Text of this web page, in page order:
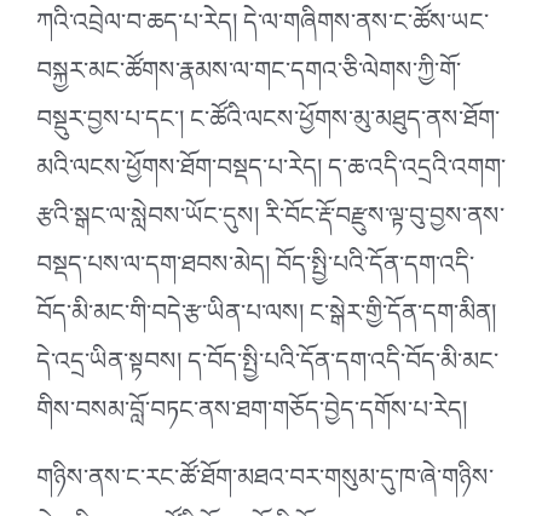
ཀའི་འབྲེལ་བ་ཆད་པ་རེད། དེ་ལ་གཞིགས་ནས་ང་ཚོས་ཡང་
བསྐྱར་མང་ཚོགས་རྣམས་ལ་གང་དགའ་ཅི་ལེགས་ཀྱི་གོ་
བསྡུར་བྱས་པ་དང༌། ང་ཚོའི་ལངས་ཕྱོགས་མུ་མཐུད་ནས་ཐོག་
མའི་ལངས་ཕྱོགས་ཐོག་བསྡད་པ་རེད། ད་ཆ་འདི་འདྲའི་འགག་
རྩའི་སྒང་ལ་སླེབས་ཡོང་དུས། རི་བོང་རྡོ་བརྫུས་ལྟ་བུ་བྱས་ནས་
བསྡད་པས་ལ་དག་ཐབས་མེད། བོད་སྤྱི་པའི་དོན་དག་འདི་
བོད་མི་མང་གི་བདེ་རྩ་ཡིན་པ་ལས། ང་སྒེར་གྱི་དོན་དག་མིན།
དེ་འདྲ་ཡིན་སྟབས། ད་བོད་སྤྱི་པའི་དོན་དག་འདི་བོད་མི་མང་
གིས་བསམ་བློ་བཏང་ནས་ཐག་གཅོད་བྱེད་དགོས་པ་རེད།
གཉིས་ནས་ང་རང་ཚོ་ཐོག་མཐའ་བར་གསུམ་དུ་ཁ་ཞེ་གཉིས་